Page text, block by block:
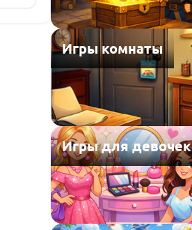
Игры комнаты
Игры для девочек